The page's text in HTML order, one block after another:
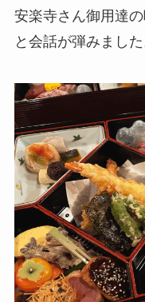
安楽寺さん御用達
と会話が弾みました